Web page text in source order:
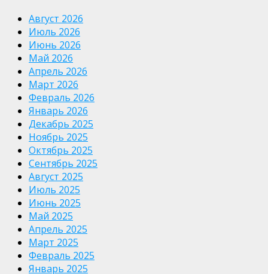
Август 2026
Июль 2026
Июнь 2026
Май 2026
Апрель 2026
Март 2026
Февраль 2026
Январь 2026
Декабрь 2025
Ноябрь 2025
Октябрь 2025
Сентябрь 2025
Август 2025
Июль 2025
Июнь 2025
Май 2025
Апрель 2025
Март 2025
Февраль 2025
Январь 2025